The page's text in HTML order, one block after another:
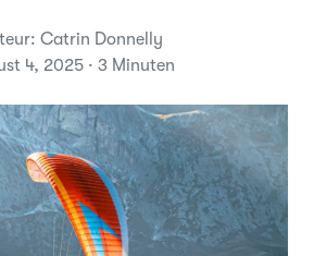
Catrin Donnelly
4, 2025 · 3 Minuten